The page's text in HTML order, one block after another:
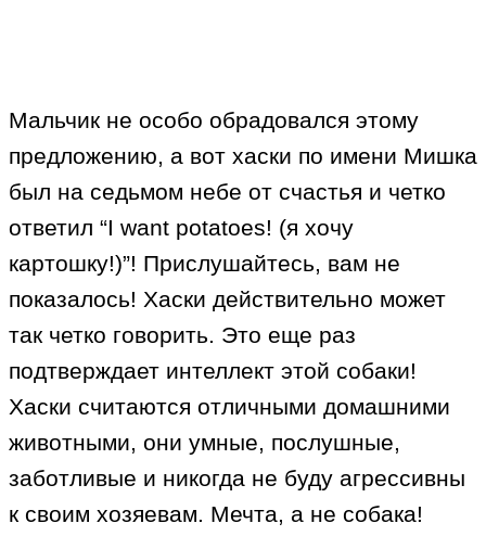
Мальчик не особо обрадовался этому
предложению, а вот хаски по имени Мишка
был на седьмом небе от счастья и четко
ответил “I want potatoes! (я хочу
картошку!)”! Прислушайтесь, вам не
показалось! Хаски действительно может
так четко говорить. Это еще раз
подтверждает интеллект этой собаки!
Хаски считаются отличными домашними
животными, они умные, послушные,
заботливые и никогда не буду агрессивны
к своим хозяевам. Мечта, а не собака!